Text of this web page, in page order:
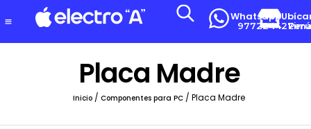
Whatsapp
977224427Lima-Perú
Placa Madre
Inicio / Componentes para PC / Placa Madre